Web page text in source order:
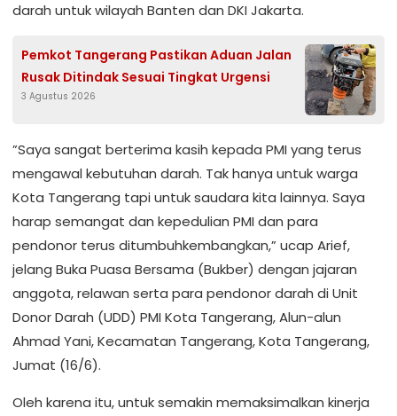
darah untuk wilayah Banten dan DKI Jakarta.
Pemkot Tangerang Pastikan Aduan Jalan
Rusak Ditindak Sesuai Tingkat Urgensi
3 Agustus 2026
”Saya sangat berterima kasih kepada PMI yang terus
mengawal kebutuhan darah. Tak hanya untuk warga
Kota Tangerang tapi untuk saudara kita lainnya. Saya
harap semangat dan kepedulian PMI dan para
pendonor terus ditumbuhkembangkan,” ucap Arief,
jelang Buka Puasa Bersama (Bukber) dengan jajaran
anggota, relawan serta para pendonor darah di Unit
Donor Darah (UDD) PMI Kota Tangerang, Alun-alun
Ahmad Yani, Kecamatan Tangerang, Kota Tangerang,
Jumat (16/6).
Oleh karena itu, untuk semakin memaksimalkan kinerja